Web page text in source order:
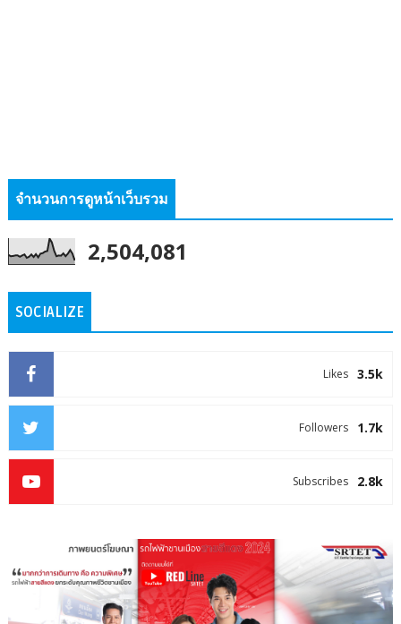
จำนวนการดูหน้าเว็บรวม
2,504,081
SOCIALIZE
3.5k
Likes
1.7k
Followers
2.8k
Subscribes